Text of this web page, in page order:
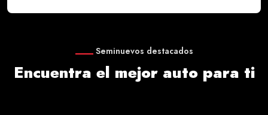
Seminuevos destacados
Encuentra el mejor auto para ti